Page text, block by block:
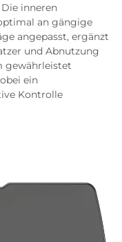
inneren
an gängige
angepasst, ergänzt
und Abnutzung
gewährleistet
ein
Kontrolle